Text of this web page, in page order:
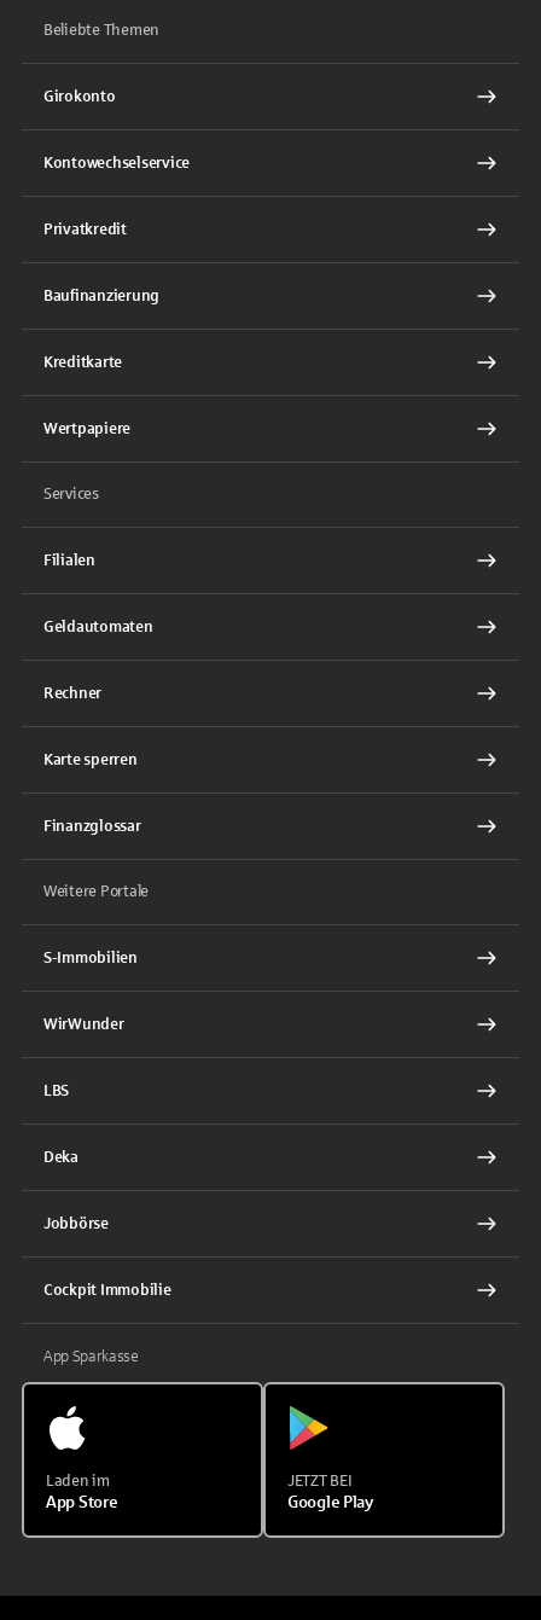
Beliebte Themen
Girokonto
Kontowechselservice
Privatkredit
Baufinanzierung
Kreditkarte
Wertpapiere
Services
Filialen
Geldautomaten
Rechner
Karte sperren
Finanzglossar
Weitere Portale
S-Immobilien
WirWunder
LBS
Deka
Jobbörse
Cockpit Immobilie
App Sparkasse
Laden im
App Store
JETZT BEI
Google Play